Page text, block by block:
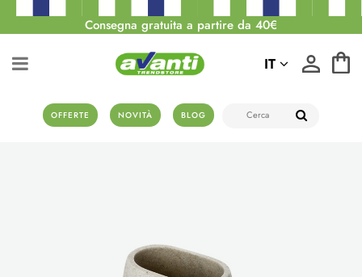
Consegna gratuita a partire da 40€
OFFERTE NOVITÀ BLOG
IT